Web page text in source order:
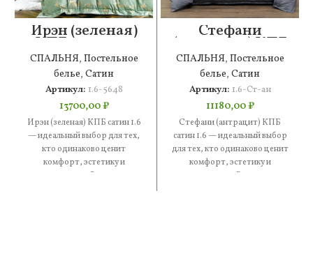
Ирэн (зеленая)
КПБ сатин 1.6
СПАЛЬНЯ, Постельное
белье, Сатин
Артикул: 1.6-5648
13700,00₽
Ирэн (зеленая) КПБ сатин 1.6
— идеальный выбор для тех,
кто одинаково ценит
комфорт, эстетику и
практичность. В составе —
Стефани
(антрацит) КПБ
сатин 1.6
СПАЛЬНЯ, Постельное
белье, Сатин
Артикул: 1.6-Ст-ан
11180,00₽
Стефани (антрацит) КПБ
сатин 1.6 — идеальный выбор
для тех, кто одинаково ценит
комфорт, эстетику и
практичность. В составе —